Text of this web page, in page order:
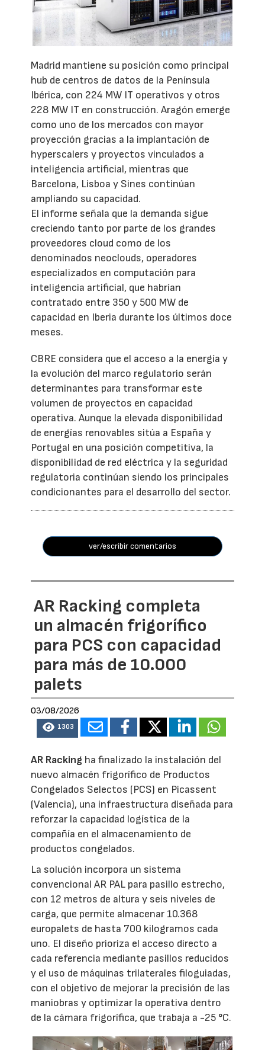
Madrid mantiene su posición como principal
hub de centros de datos de la Península
Ibérica, con 224 MW IT operativos y otros
228 MW IT en construcción. Aragón emerge
como uno de los mercados con mayor
proyección gracias a la implantación de
hyperscalers y proyectos vinculados a
inteligencia artificial, mientras que
Barcelona, Lisboa y Sines continúan
ampliando su capacidad.
El informe señala que la demanda sigue
creciendo tanto por parte de los grandes
proveedores cloud como de los
denominados neoclouds, operadores
especializados en computación para
inteligencia artificial, que habrían
contratado entre 350 y 500 MW de
capacidad en Iberia durante los últimos doce
meses.
CBRE considera que el acceso a la energía y
la evolución del marco regulatorio serán
determinantes para transformar este
volumen de proyectos en capacidad
operativa. Aunque la elevada disponibilidad
de energías renovables sitúa a España y
Portugal en una posición competitiva, la
disponibilidad de red eléctrica y la seguridad
regulatoria continúan siendo los principales
condicionantes para el desarrollo del sector.
ver/escribir comentarios
AR Racking completa
un almacén frigorífico
para PCS con capacidad
para más de 10.000
palets
03/08/2026
1303
AR Racking ha finalizado la instalación del
nuevo almacén frigorífico de Productos
Congelados Selectos (PCS) en Picassent
(Valencia), una infraestructura diseñada para
reforzar la capacidad logística de la
compañía en el almacenamiento de
productos congelados.
La solución incorpora un sistema
convencional AR PAL para pasillo estrecho,
con 12 metros de altura y seis niveles de
carga, que permite almacenar 10.368
europalets de hasta 700 kilogramos cada
uno. El diseño prioriza el acceso directo a
cada referencia mediante pasillos reducidos
y el uso de máquinas trilaterales filoguiadas,
con el objetivo de mejorar la precisión de las
maniobras y optimizar la operativa dentro
de la cámara frigorífica, que trabaja a -25 °C.